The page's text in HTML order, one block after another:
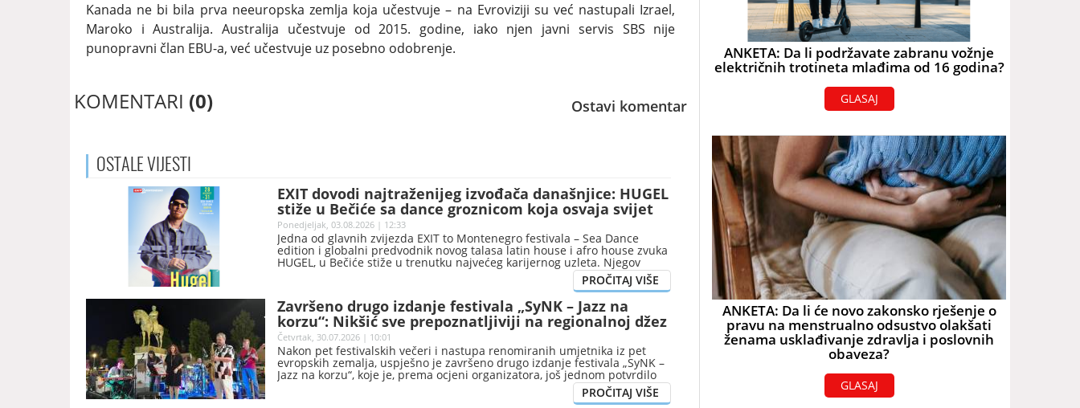
Kanada ne bi bila prva neeuropska zemlja koja učestvuje – na Evroviziji su već nastupali Izrael,
Maroko i Australija. Australija učestvuje od 2015. godine, iako njen javni servis SBS nije
punopravni član EBU-a, već učestvuje uz posebno odobrenje.
KOMENTARI (0) Ostavi komentar
OSTALEVIJESTI
EXIT dovodi najtraženijeg izvođača današnjice: HUGEL
stiže u Bečiće sa dance groznicom koja osvaja svijet
Ponedjeljak, 03.08.2026 | 12:33
Jedna od glavnih zvijezda EXIT to Montenegro festivala – Sea Dance
edition i globalni predvodnik novog talasa latin house i afro house zvuka
HUGEL, u Bečiće stiže u trenutku najvećeg karijernog uzleta. Njegov
aktuelni hit Movin’ To The Sun nalazi se na prvom mjestu globalne
Shazam liste, dok Jamaican (Bam Bam) zauzima drugu poziciju, čime
francuski superstar u aktuelnom presjeku čuva vrh globalnog
Shazama.
Završeno drugo izdanje festivala „SyNK – Jazz na
korzu“: Nikšić sve prepoznatljiviji na regionalnoj džez
sceni
Četvrtak, 30.07.2026 | 10:01
Nakon pet festivalskih večeri i nastupa renomiranih umjetnika iz pet
evropskih zemalja, uspješno je završeno drugo izdanje festivala „SyNK –
Jazz na korzu“, koje je, prema ocjeni organizatora, još jednom potvrdilo
da Nikšić zauzima sve značajnije mjesto na mapi regionalnih džez
ANKETA: Da li podržavate zabranu vožnje
električnih trotineta mlađima od 16 godina?
GLASAJ
ANKETA: Da li će novo zakonsko rješenje o
pravu na menstrualno odsustvo olakšati
ženama usklađivanje zdravlja i poslovnih
obaveza?
GLASAJ